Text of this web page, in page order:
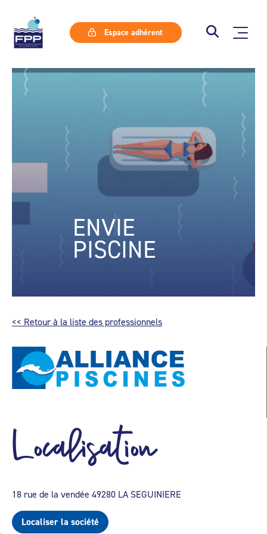
Espace adhérent
ENVIE
PISCINE
<< Retour à la liste des professionnels
Localisation
18 rue de la vendée 49280 LA SEGUINIERE
Localiser la société